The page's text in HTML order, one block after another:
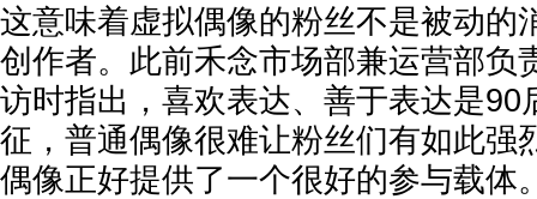
这意味着虚拟偶像的粉丝不是被动的
创作者。此前禾念市场部兼运营部负
访时指出，喜欢表达、善于表达是90
征，普通偶像很难让粉丝们有如此强
偶像正好提供了一个很好的参与载体